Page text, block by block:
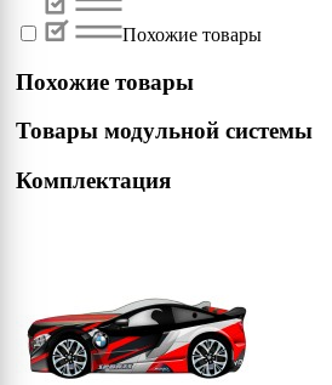
Похожие товары
Похожие товары
Товары модульной системы
Комплектация